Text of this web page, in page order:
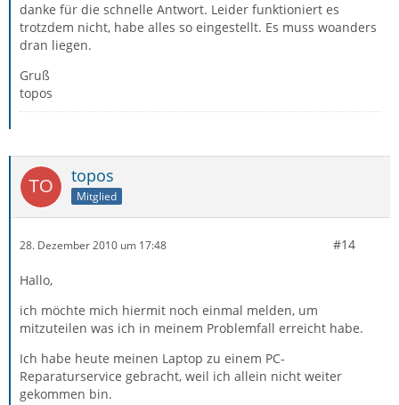
danke für die schnelle Antwort. Leider funktioniert es
trotzdem nicht, habe alles so eingestellt. Es muss woanders
dran liegen.
Gruß
topos
topos
Mitglied
28. Dezember 2010 um 17:48 #14
Hallo,
ich möchte mich hiermit noch einmal melden, um
mitzuteilen was ich in meinem Problemfall erreicht habe.
Ich habe heute meinen Laptop zu einem PC-
Reparaturservice gebracht, weil ich allein nicht weiter
gekommen bin.